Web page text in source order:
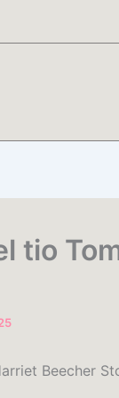
tio
Beecher